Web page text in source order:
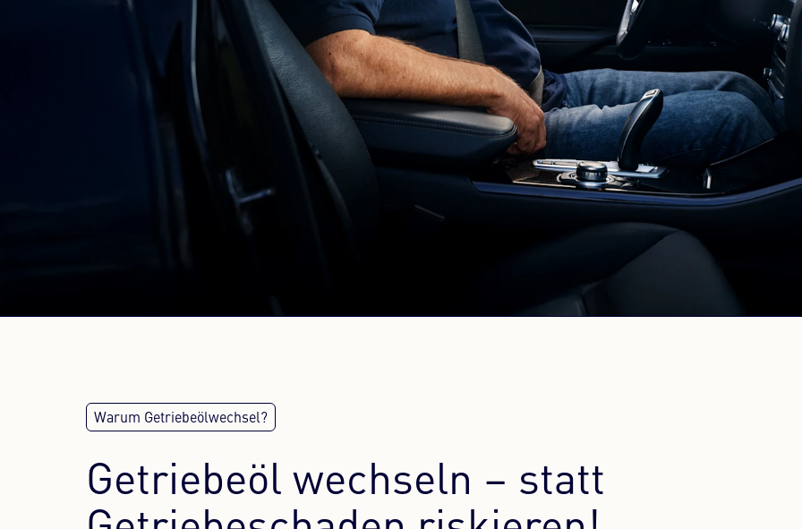
RUCKELN. VERZÖGERN. UNRUHIGES SCHALTEN?
IHR AUTOMATIKGETRIEBE BRAUCHT
FRISCHES ÖL – BEVOR ES TEUER
Getriebeöl wechseln – statt